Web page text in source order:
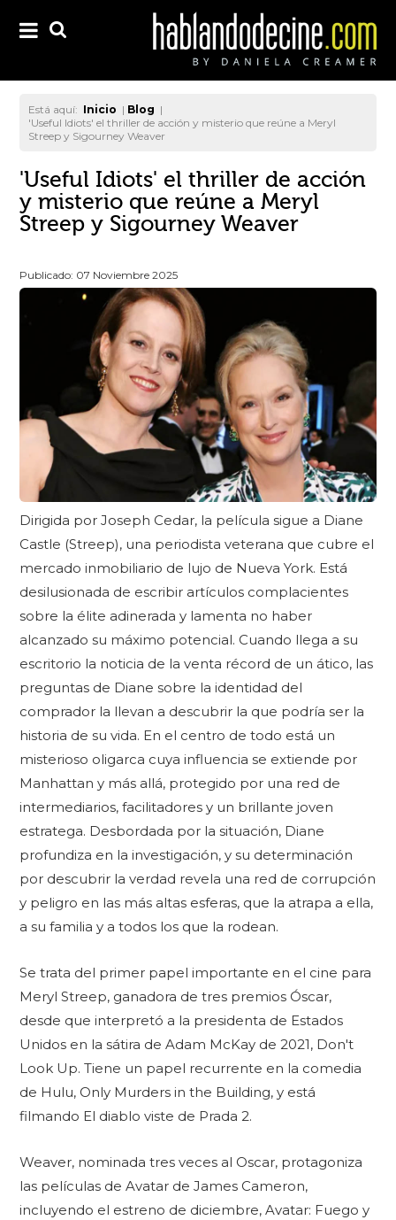
Está aquí: Inicio | Blog |
'Useful Idiots' el thriller de acción y misterio que reúne a Meryl
Streep y Sigourney Weaver
'Useful Idiots' el thriller de acción
y misterio que reúne a Meryl
Streep y Sigourney Weaver
Publicado: 07 Noviembre 2025
Dirigida por Joseph Cedar, la película sigue a Diane
Castle (Streep), una periodista veterana que cubre el
mercado inmobiliario de lujo de Nueva York. Está
desilusionada de escribir artículos complacientes
sobre la élite adinerada y lamenta no haber
alcanzado su máximo potencial. Cuando llega a su
escritorio la noticia de la venta récord de un ático, las
preguntas de Diane sobre la identidad del
comprador la llevan a descubrir la que podría ser la
historia de su vida. En el centro de todo está un
misterioso oligarca cuya influencia se extiende por
Manhattan y más allá, protegido por una red de
intermediarios, facilitadores y un brillante joven
estratega. Desbordada por la situación, Diane
profundiza en la investigación, y su determinación
por descubrir la verdad revela una red de corrupción
y peligro en las más altas esferas, que la atrapa a ella,
a su familia y a todos los que la rodean.
Se trata del primer papel importante en el cine para
Meryl Streep, ganadora de tres premios Óscar,
desde que interpretó a la presidenta de Estados
Unidos en la sátira de Adam McKay de 2021, Don't
Look Up. Tiene un papel recurrente en la comedia
de Hulu, Only Murders in the Building, y está
filmando El diablo viste de Prada 2.
Weaver, nominada tres veces al Oscar, protagoniza
las películas de Avatar de James Cameron,
incluyendo el estreno de diciembre, Avatar: Fuego y